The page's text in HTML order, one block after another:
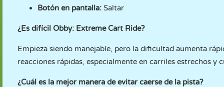
Botón en pantalla: Saltar
¿Es difícil Obby: Extreme Cart Ride?
Empieza siendo manejable, pero la dificultad aumenta
reacciones rápidas, especialmente en carriles estrechos y
¿Cuál es la mejor manera de evitar caerse de la pista?